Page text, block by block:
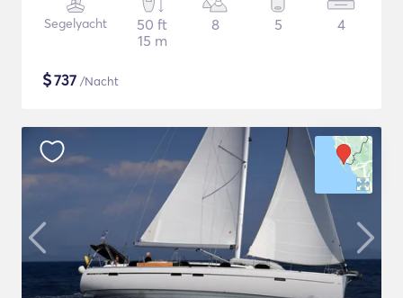
Segelyacht
50 ft
15 m
8 5 4
$737 /Nacht